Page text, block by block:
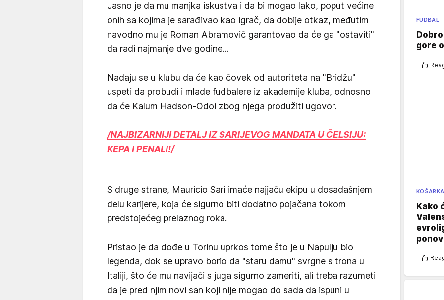
Jasno je da mu manjka iskustva i da bi mogao lako, poput većine
onih sa kojima je sarađivao kao igrač, da dobije otkaz, međutim
navodno mu je Roman Abramovič garantovao da će ga "ostaviti"
da radi najmanje dve godine...
Nadaju se u klubu da će kao čovek od autoriteta na "Bridžu"
uspeti da probudi i mlade fudbalere iz akademije kluba, odnosno
da će Kalum Hadson-Odoi zbog njega produžiti ugovor.
/NAJBIZARNIJI DETALJ IZ SARIJEVOG MANDATA U ČELSIJU:
KEPA I PENALI!/
S druge strane, Mauricio Sari imaće najjaču ekipu u dosadašnjem
delu karijere, koja će sigurno biti dodatno pojačana tokom
predstojećeg prelaznog roka.
Pristao je da dođe u Torinu uprkos tome što je u Napulju bio
legenda, dok se upravo borio da "staru damu" svrgne s trona u
Italiji, što će mu navijači s juga sigurno zameriti, ali treba razumeti
da je pred njim novi san koji nije mogao do sada da ispuni u
FUDBAL
gore
KOŠARKA
Kako